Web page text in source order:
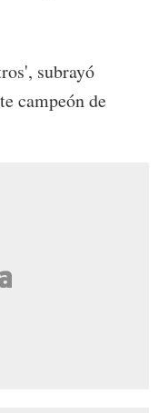
subrayó
campeón de